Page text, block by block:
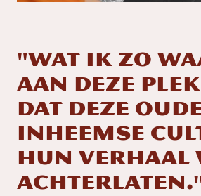
"Wat ik zo
aan deze
dat deze
inheemse
hun verhaal